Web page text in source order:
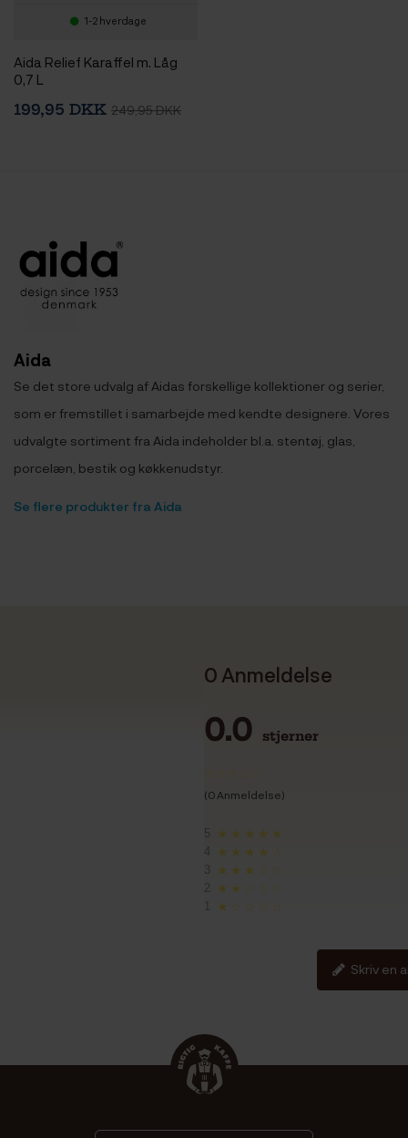
1-2 hverdage
Aida Relief Karaffel m. Låg
0,7 L
199,95 DKK 249,95 DKK
Aida
Se det store udvalg af Aidas forskellige kollektioner og serier,
som er fremstillet i samarbejde med kendte designere. Vores
udvalgte sortiment fra Aida indeholder bl.a. stentøj, glas,
porcelæn, bestik og køkkenudstyr.
Se flere produkter fra Aida
0 Anmeldelse
0.0 stjerner
(0 Anmeldelse)
5 ★★★★★
★★★★☆
3 ★★★☆☆
2 ★★☆☆☆
★☆☆☆☆
Skriv en